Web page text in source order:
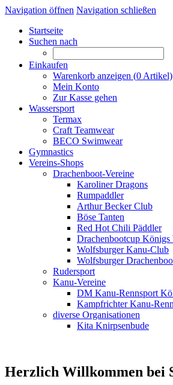
Navigation öffnen Navigation schließen
Startseite
Suchen nach
Einkaufen
Warenkorb anzeigen (0 Artikel)
Mein Konto
Zur Kasse gehen
Wassersport
Termax
Craft Teamwear
BECO Swimwear
Gymnastics
Vereins-Shops
Drachenboot-Vereine
Karoliner Dragons
Rumpaddler
Arthur Becker Club
Böse Tanten
Red Hot Chili Päddler
Drachenbootcup Königs
Wolfsburger Kanu-Club
Wolfsburger
Rudersport
Kanu-Vereine
DM Kanu-Rennsport
Kampfrichter Kanu-
diverse Organisationen
Kita Knirpsenbude
Herzlich Willkommen bei